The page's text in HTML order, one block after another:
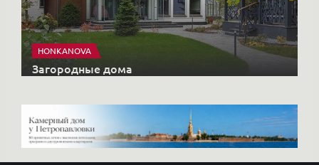
HONKANOVA
Загородные дома